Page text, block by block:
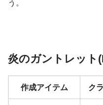
う。
炎のガントレット
作成アイテム ク